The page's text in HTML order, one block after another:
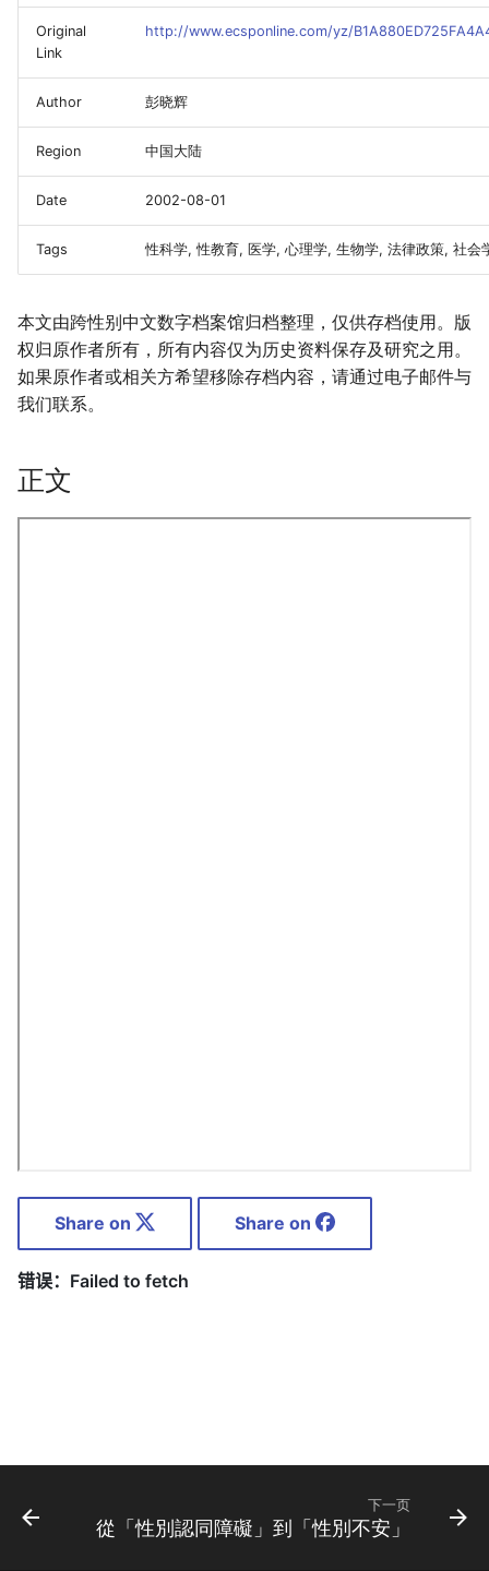
Original
Link
http://www.ecsponline.com/yz/
Author 彭晓辉
Region 中国大陆
Date 2002-08-01
Tags 性科学, 性教育, 医学, 心理学, 生物学, 法律政策, 社会
本文由跨性别中文数字档案馆归档整理，仅供存档使用。版
权归原作者所有，所有内容仅为历史资料保存及研究之用。
如果原作者或相关方希望移除存档内容，请通过电子邮件与
我们联系。
正文
Share on Share on
下一页
從「性別認同障礙」到「性別不安」